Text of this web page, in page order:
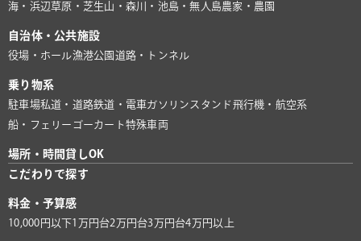
海・浜辺 草原・芝生山・森川・池島・無人島農家・農園
自治体・公共施設
役場・ホール漁港公園 道路・トンネル
乗り物系
駐車場私道・道路鉄道・電車 ガソリンスタンド 飛行機・航空系
船・フェリー ゴーカート特殊車両
場所・時間貸しOK
こだわりで探す
料金・予算感
10,000円以下1万円台2万円台3万円台4万円以上